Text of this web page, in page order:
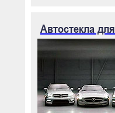
Автостекла